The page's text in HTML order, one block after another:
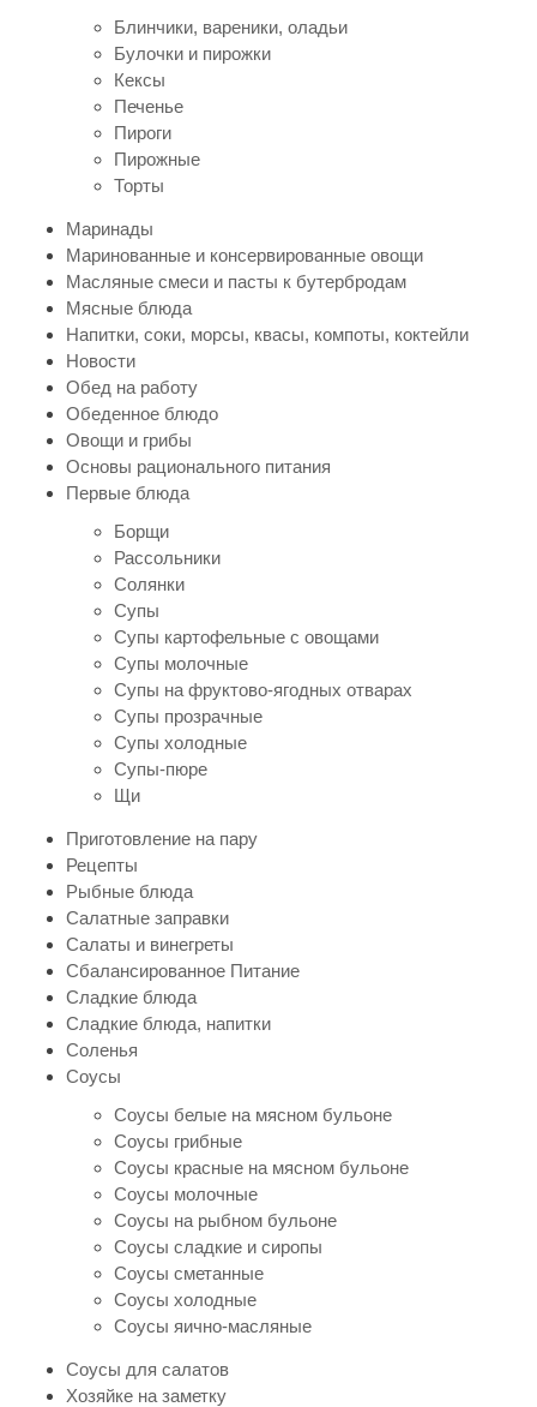
Блинчики, вареники, оладьи
Булочки и пирожки
Кексы
Печенье
Пироги
Пирожные
Торты
Маринады
Маринованные и консервированные овощи
Масляные смеси и пасты к бутербродам
Мясные блюда
Напитки, соки, морсы, квасы, компоты, коктейли
Новости
Обед на работу
Обеденное блюдо
Овощи и грибы
Основы рационального питания
Первые блюда
Борщи
Рассольники
Солянки
Супы
Супы картофельные с овощами
Супы молочные
Супы на фруктово-ягодных отварах
Супы прозрачные
Супы холодные
Супы-пюре
Щи
Приготовление на пару
Рецепты
Рыбные блюда
Салатные заправки
Салаты и винегреты
Сбалансированное Питание
Сладкие блюда
Сладкие блюда, напитки
Соленья
Соусы
Соусы белые на мясном бульоне
Соусы грибные
Соусы красные на мясном бульоне
Соусы молочные
Соусы на рыбном бульоне
Соусы сладкие и сиропы
Соусы сметанные
Соусы холодные
Соусы яично-масляные
Соусы для салатов
Хозяйке на заметку